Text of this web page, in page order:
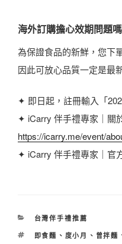
海外訂購擔心效期問題
為保證食品的新鮮，您下
因此可放心品質一定是最
✦ 即日起，註冊輸入「
✦ iCarry 伴手禮專家｜關
https://icarry.me/event/
✦ iCarry 伴手禮專家｜官
分
台灣伴手禮推薦
標
即食麵 、 度小月 、 曾拌麵